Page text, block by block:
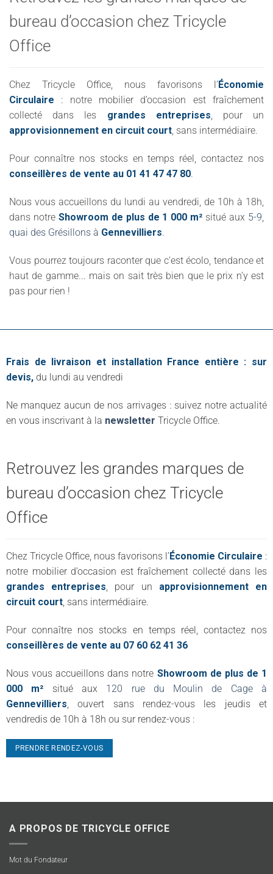
bureau d’occasion chez Tricycle
Office
Chez Tricycle Office, nous favorisons l’Économie
Circulaire : notre mobilier d’occasion est fraîchement
collecté dans les grandes entreprises, pour un
approvisionnement en circuit court, sans intermédiaire.
Pour connaître nos stocks en temps réel, contactez nos
conseillères de vente au 01 41 47 47 80.
Nous vous accueillons du lundi au vendredi, de 10h à 18h,
dans notre Showroom de plus de 1 000 m² situé aux 5-9,
quai des Grésillons à Gennevilliers.
Vous pourrez toujours raconter que c’est écolo, tendance et
haut de gamme... mais on sait très bien que le prix n’y est
pas pour rien !
Frais de livraison et installation France entière : sur
devis, du lundi au vendredi
Ne manquez aucun de nos arrivages : suivez notre actualité
en vous inscrivant à la newsletter Tricycle Office.
Retrouvez les grandes marques de
bureau d’occasion chez Tricycle
Office
Chez Tricycle Office, nous favorisons l’Économie Circulaire :
notre mobilier d’occasion est fraîchement collecté dans les
grandes entreprises, pour un approvisionnement en
circuit court, sans intermédiaire.
Pour connaître nos stocks en temps réel, contactez nos
conseillères de vente au 07 60 62 41 36
Nous vous accueillons dans notre Showroom de plus de 1
000 m² situé aux 120 rue du Moulin de Cage à
Gennevilliers , ouvert sans rendez-vous les jeudis et
vendredis de 10h à 18h ou sur rendez-vous :
PRENDRE RENDEZ-VOUS
A PROPOS DE TRICYCLE OFFICE
Mot du Fondateur